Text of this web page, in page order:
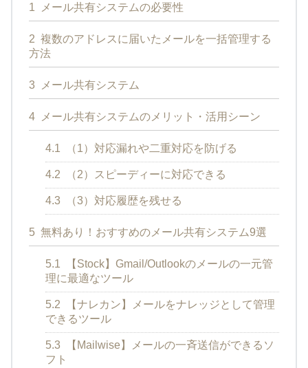
1 メール共有システムの必要性
2 複数のアドレスに届いたメールを一括管理する
方法
3 メール共有システム
4 メール共有システムのメリット・活用シーン
4.1 （1）対応漏れや二重対応を防げる
4.2 （2）スピーディーに対応できる
4.3 （3）対応履歴を残せる
5 無料あり！おすすめのメール共有システム9選
5.1
【Stock】Gmail/Outlookのメールの一元管
理に最適なツール
5.2
【ナレカン】メールをナレッジとして管理
できるツール
5.3
【Mailwise】メールの一斉送信ができるソ
フト